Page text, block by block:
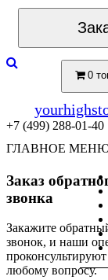
0
+7 (499) 288-01-40
ГЛАВНОЕ
Заказ
звонка
Закажите
звонок, и наши
любому вопросу.